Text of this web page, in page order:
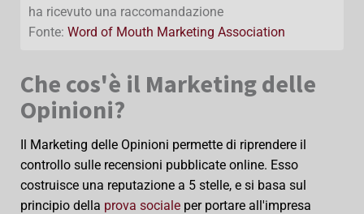
ha ricevuto una raccomandazione
Fonte: Word of Mouth Marketing Association
Che cos'è il Marketing delle
Opinioni?
Il Marketing delle Opinioni permette di riprendere il
controllo sulle recensioni pubblicate online. Esso
costruisce una reputazione a 5 stelle, e si basa sul
principio della prova sociale per portare all'impresa